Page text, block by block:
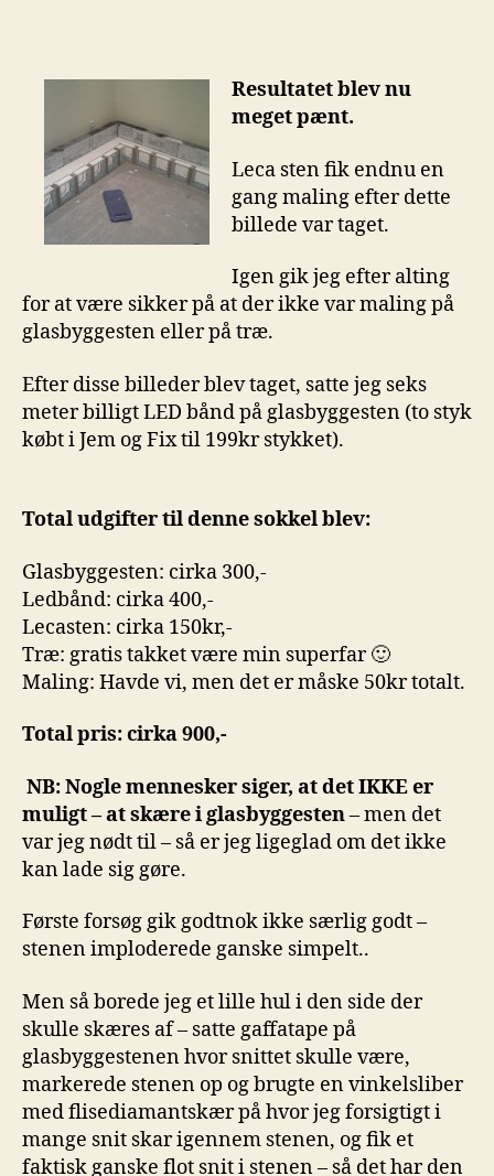
Resultatet blev nu
meget pænt.
Leca sten fik endnu en
gang maling efter dette
billede var taget.
Igen gik jeg efter alting
for at være sikker på at der ikke var maling på
glasbyggesten eller på træ.
Efter disse billeder blev taget, satte jeg seks
meter billigt LED bånd på glasbyggesten (to styk
købt i Jem og Fix til 199kr stykket).
Total udgifter til denne sokkel blev:
Glasbyggesten: cirka 300,-
Ledbånd: cirka 400,-
Lecasten: cirka 150kr,-
Træ: gratis takket være min superfar 🙂
Maling: Havde vi, men det er måske 50kr totalt.
Total pris: cirka 900,-
NB: Nogle mennesker siger, at det IKKE er
muligt – at skære i glasbyggesten– men det
var jeg nødt til – så er jeg ligeglad om det ikke
kan lade sig gøre.
Første forsøg gik godtnok ikke særlig godt –
stenen imploderede ganske simpelt..
Men så borede jeg et lille hul i den side der
skulle skæres af – satte gaffatape på
glasbyggestenen hvor snittet skulle være,
markerede stenen op og brugte en vinkelsliber
med flisediamantskær på hvor jeg forsigtigt i
mange snit skar igennem stenen, og fik et
faktisk ganske flot snit i stenen – så det har den